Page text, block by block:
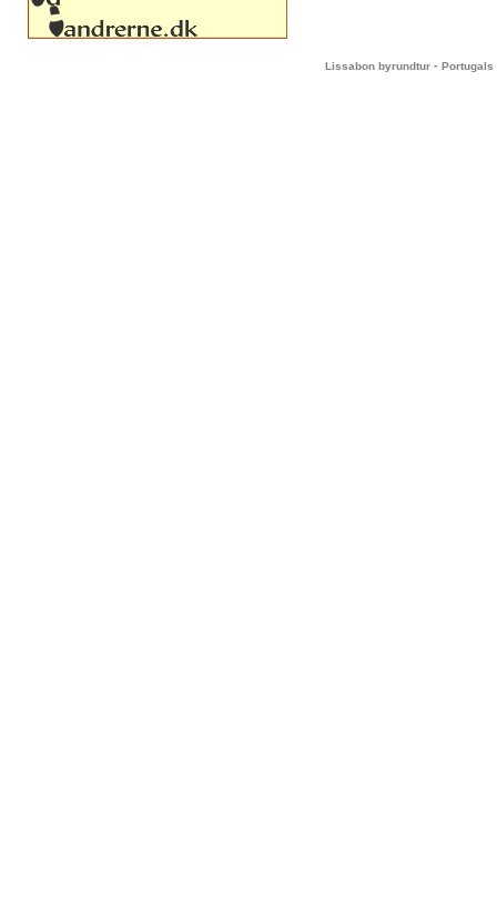
Lissabon byrundtur - Portugals